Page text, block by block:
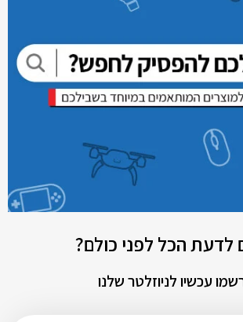
לדעת הכל לפני כולם?
עכשיו לניוזלטר שלנו